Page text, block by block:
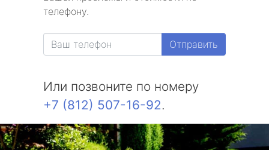
телефону.
Отправить
Или позвоните по номеру
+7 (812) 507-16-92.